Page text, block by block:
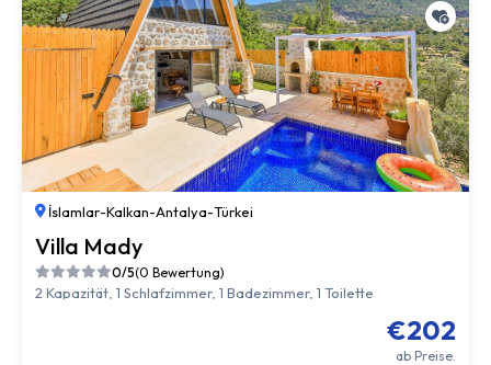
İslamlar-Kalkan-Antalya-Türkei
Villa Mady
0/5(0 Bewertung)
2 Kapazität, 1 Schlafzimmer, 1 Badezimmer, 1 Toilette
€202
ab Preise.